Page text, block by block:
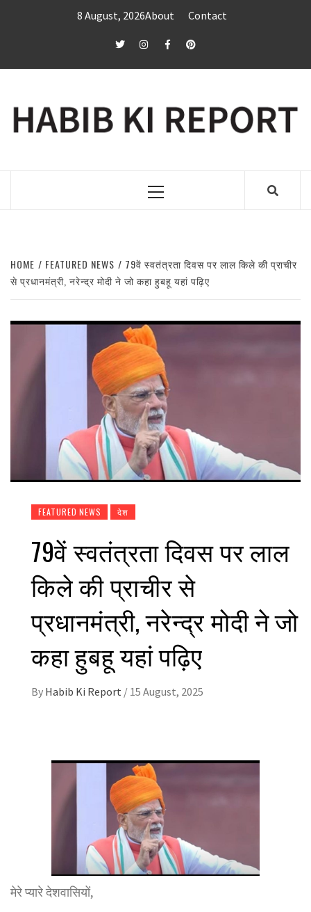
8 August, 2026About Contact
twitterInstagramFacebookPinterest
Primary
HOME FEATURED NEWS
79वें स्वतंत्रता दिवस पर लाल किले की प्राचीर
से प्रधानमंत्री, नरेन्द्र मोदी ने जो कहा हुबहू यहां पढ़िए
FEATURED NEWS देश
79वें स्वतंत्रता दिवस पर लाल
किले की प्राचीर से
प्रधानमंत्री, नरेन्द्र मोदी ने जो
कहा हुबहू यहां पढ़िए
By Habib Ki Report / 15 August, 2025
मेरे प्यारे देशवासियों,